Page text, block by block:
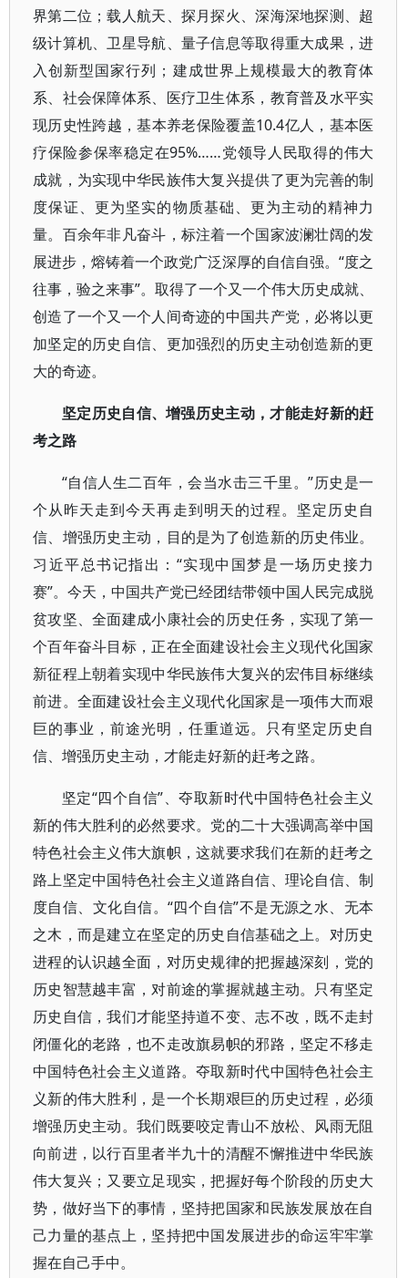
界第二位；载人航天、探月探火、深海深地探测、超
级计算机、卫星导航、量子信息等取得重大成果，进
入创新型国家行列；建成世界上规模最大的教育体
系、社会保障体系、医疗卫生体系，教育普及水平实
现历史性跨越，基本养老保险覆盖10.4亿人，基本医
疗保险参保率稳定在95%……党领导人民取得的伟大
成就，为实现中华民族伟大复兴提供了更为完善的制
度保证、更为坚实的物质基础、更为主动的精神力
量。百余年非凡奋斗，标注着一个国家波澜壮阔的发
展进步，熔铸着一个政党广泛深厚的自信自强。“度之
往事，验之来事”。取得了一个又一个伟大历史成就、
创造了一个又一个人间奇迹的中国共产党，必将以更
加坚定的历史自信、更加强烈的历史主动创造新的更
大的奇迹。
坚定历史自信、增强历史主动，才能走好新的赶
考之路
“自信人生二百年，会当水击三千里。”历史是一
个从昨天走到今天再走到明天的过程。坚定历史自
信、增强历史主动，目的是为了创造新的历史伟业。
习近平总书记指出：“实现中国梦是一场历史接力
赛”。今天，中国共产党已经团结带领中国人民完成脱
贫攻坚、全面建成小康社会的历史任务，实现了第一
个百年奋斗目标，正在全面建设社会主义现代化国家
新征程上朝着实现中华民族伟大复兴的宏伟目标继续
前进。全面建设社会主义现代化国家是一项伟大而艰
巨的事业，前途光明，任重道远。只有坚定历史自
信、增强历史主动，才能走好新的赶考之路。
坚定“四个自信”、夺取新时代中国特色社会主义
新的伟大胜利的必然要求。党的二十大强调高举中国
特色社会主义伟大旗帜，这就要求我们在新的赶考之
路上坚定中国特色社会主义道路自信、理论自信、制
度自信、文化自信。“四个自信”不是无源之水、无本
之木，而是建立在坚定的历史自信基础之上。对历史
进程的认识越全面，对历史规律的把握越深刻，党的
历史智慧越丰富，对前途的掌握就越主动。只有坚定
历史自信，我们才能坚持道不变、志不改，既不走封
闭僵化的老路，也不走改旗易帜的邪路，坚定不移走
中国特色社会主义道路。夺取新时代中国特色社会主
义新的伟大胜利，是一个长期艰巨的历史过程，必须
增强历史主动。我们既要咬定青山不放松、风雨无阻
向前进，以行百里者半九十的清醒不懈推进中华民族
伟大复兴；又要立足现实，把握好每个阶段的历史大
势，做好当下的事情，坚持把国家和民族发展放在自
己力量的基点上，坚持把中国发展进步的命运牢牢掌
握在自己手中。